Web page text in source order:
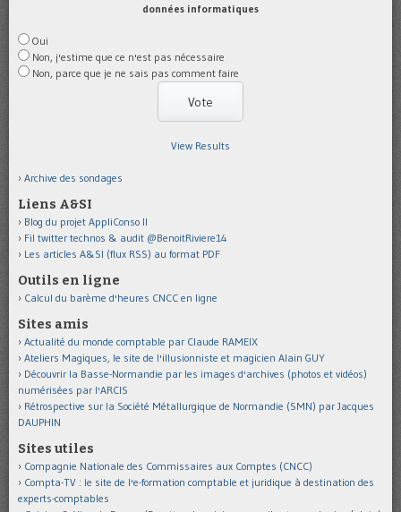
données informatiques
Oui
Non, j'estime que ce n'est pas nécessaire
Non, parce que je ne sais pas comment faire
View Results
Archive des sondages
Liens A&SI
Blog du projet AppliConso II
Fil twitter technos & audit @BenoitRiviere14
Les articles A&SI (flux RSS) au format PDF
Outils en ligne
Calcul du barème d'heures CNCC en ligne
Sites amis
Actualité du monde comptable par Claude RAMEIX
Ateliers Magiques, le site de l'illusionniste et magicien Alain GUY
Découvrir la Basse-Normandie par les images d'archives (photos et vidéos)
numérisées par l'ARCIS
Rétrospective sur la Société Métallurgique de Normandie (SMN) par Jacques
DAUPHIN
Sites utiles
Compagnie Nationale des Commissaires aux Comptes (CNCC)
Compta-TV : le site de l'e-formation comptable et juridique à destination des
experts-comptables